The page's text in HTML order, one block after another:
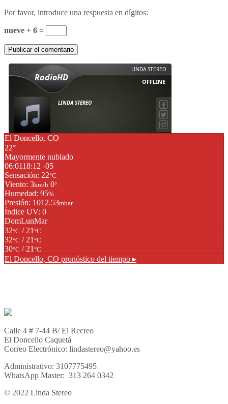
Por favor, introduce una respuesta en dígitos:
nueve + 6 =
El Doncello, CO
22°
Mayormente nublado
06:0118:12 -05
Sensación: 22°C
Viento: 3km/h 0°
Humedad: 95%
Presión: 1012.53mbar
Índice UV: 0
DomLunMar
32°C / 21 °C
32°C / 21 °C
30°C / 21 °C
El Doncello, CO pronóstico del tiempo ▸
Calle 4 # 7-44 B/ El Recreo
El Doncello Caquetá
Correo Electrónico: lindastereo@yahoo.es
Administrativo: 3107775495
WhatsApp Master: 313 264 0342
© 2022 Linda Stereo